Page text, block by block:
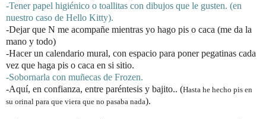
-Tener papel higiénico o toallitas con dibujos que le gusten. (en
nuestro caso de Hello Kitty).
-Dejar que N me acompañe mientras yo hago pis o caca (me da la
mano y todo)
-Hacer un calendario mural, con espacio para poner pegatinas cada
vez que haga pis o caca en si sitio.
-Sobornarla con muñecas de Frozen.
-Aquí, en confianza, entre paréntesis y bajito.. (Hasta he hecho pis en
su orinal para que viera que no pasaba nada).